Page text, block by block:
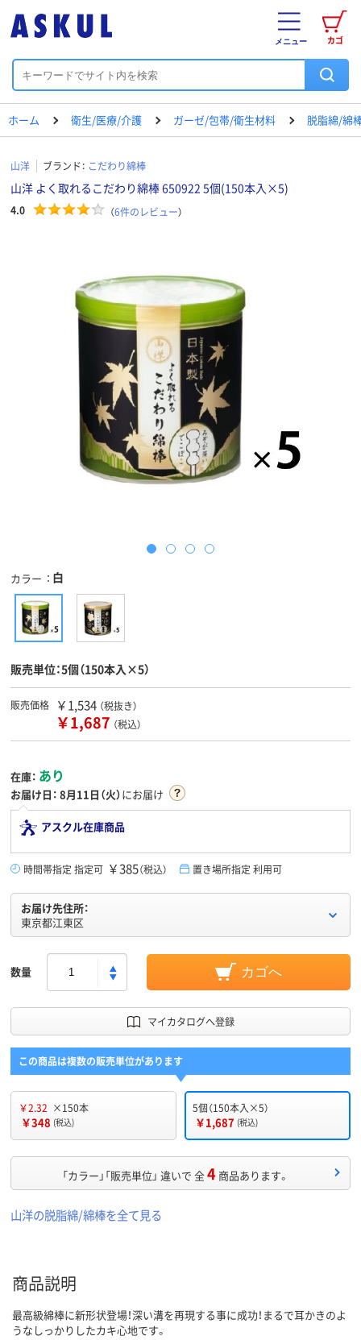
カゴ
メニュー
ホーム 衛生/医療/介護 ガーゼ/包帯/衛生材料 脱脂綿/綿
山洋 ブランド： こだわり綿棒
山洋 よく取れるこだわり綿棒 650922 5個(150本入×5)
4.0 （6件のレビュー）
カラー 白
販売単位：5個（150本入×5）
販売価格 ￥1,534 （税抜き）
￥1,687 （税込）
在庫： あり
お届け日： 8月11日（火）にお届け
アスクル在庫商品
時間帯指定 指定可 ￥385（税込） 置き場所指定 利用可
お届け先住所：
東京都江東区
数量 カゴへ
マイカタログへ登録
この商品は複数の販売単位があります
￥2.32 ×150本
￥348 (税込)
5個（150本入×5）
￥1,687 (税込)
「カラー」「販売単位」 違いで 全4 商品あります。
山洋の脱脂綿/綿棒を全て見る
商品説明
最高級綿棒に新形状登場！深い溝を再現する事に成功！まるで耳かきのよ
うなしっかりしたカキ心地です。